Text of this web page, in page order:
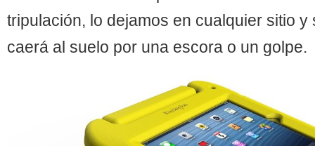
tripulación, lo dejamos en cualquier sitio y
caerá al suelo por una escora o un golpe.